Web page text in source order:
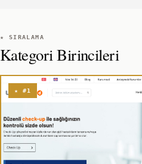
★ SIRALAMA
Kategori Birincileri
★ #1